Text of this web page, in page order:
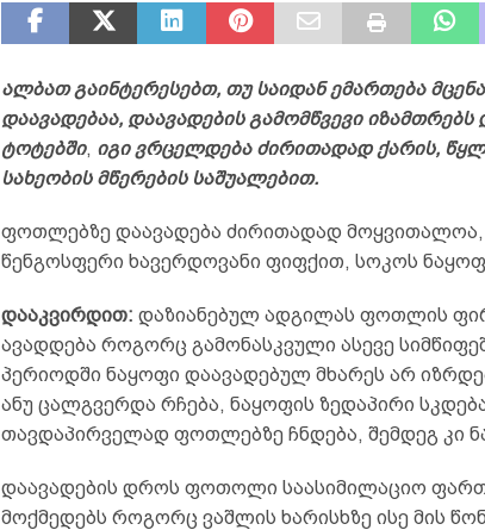
ალბათ გაინტერესებთ, თუ საიდან ემართება
დაავადებაა, დაავადების გამომწვევი იზამთრებს
ტოტებში, იგი ვრცელდება ძირითადად ქარის,
სახეობის მწერების საშუალებით.
ფოთლებზე დაავადება ძირითადად მოყვითალოა,
წენგოსფერი ხავერდოვანი ფიფქით, სოკოს
დააკვირდით: დაზიანებულ ადგილას ფოთლის
ავადდება როგორც გამონასკვული ასევე
პერიოდში ნაყოფი დაავადებულ მხარეს არ
ანუ ცალგვერდა რჩება, ნაყოფის ზედაპირი
თავდაპირველად ფოთლებზე ჩნდება, შემდეგ კი
დაავადების დროს ფოთოლი საასიმილაციო
მოქმედებს როგორც ვაშლის ხარისხზე ისე მის